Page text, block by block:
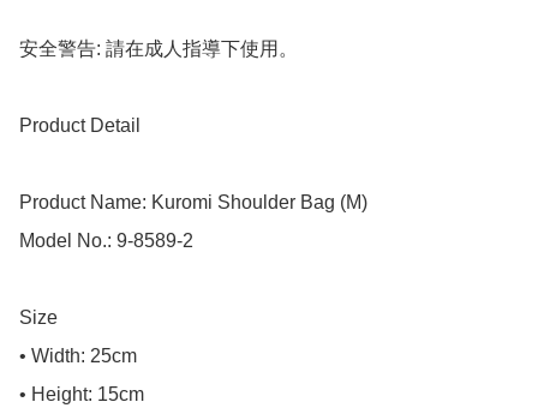
安全警告: 請在成人指導下使用。
Product Detail
Product Name: Kuromi Shoulder Bag (M)
Model No.: 9-8589-2
Size
• Width: 25cm
• Height: 15cm